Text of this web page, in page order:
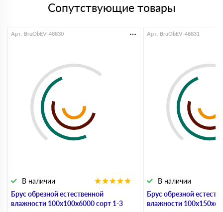
Сопутствующие товары
Брус обрезной естественной
влажности 100х100х6000 сорт 1-3
В наличии
Арт. BruObEV-48830
Брус обрезной
влажности
В наличии
Арт. BruObEV-48831